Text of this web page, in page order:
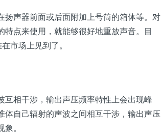
声器前面或后面附加上号筒的箱体等。对
点来使用，就能够很好地重放声音。目
市场上见到了。
相干涉，输出声压频率特性上会出现峰
自己辐射的声波之间相互干涉，输出声压
。